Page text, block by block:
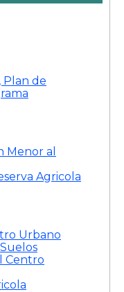
Plan de
Menor al
Agricola
Urbano
Centro